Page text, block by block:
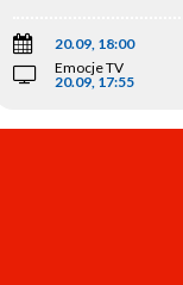
20.09, 18:00
Emocje TV
20.09, 17:55